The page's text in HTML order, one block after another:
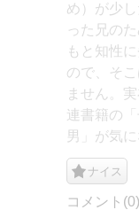
め）が少
った兄の
もと知性
ので、そ
ません。
連書籍の
男」が気
ナイス
コメント(0)